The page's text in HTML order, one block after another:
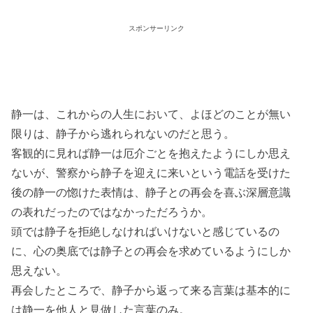
スポンサーリンク
静一は、これからの人生において、よほどのことが無い
限りは、静子から逃れられないのだと思う。
客観的に見れば静一は厄介ごとを抱えたようにしか思え
ないが、警察から静子を迎えに来いという電話を受けた
後の静一の惚けた表情は、静子との再会を喜ぶ深層意識
の表れだったのではなかっただろうか。
頭では静子を拒絶しなければいけないと感じているの
に、心の奥底では静子との再会を求めているようにしか
思えない。
再会したところで、静子から返って来る言葉は基本的に
は静一を他人と見做した言葉のみ。